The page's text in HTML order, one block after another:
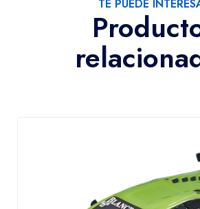
TE PUEDE